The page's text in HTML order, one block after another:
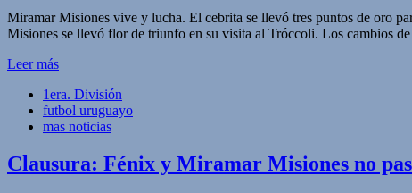
Compartir
Miramar Misiones vive y lucha. El cebrita se llevó tres puntos de oro
Misiones se llevó flor de triunfo en su visita al Tróccoli. Los cambios
Leer más
1era. División
futbol uruguayo
mas noticias
Clausura: Fénix y Miramar Misiones no